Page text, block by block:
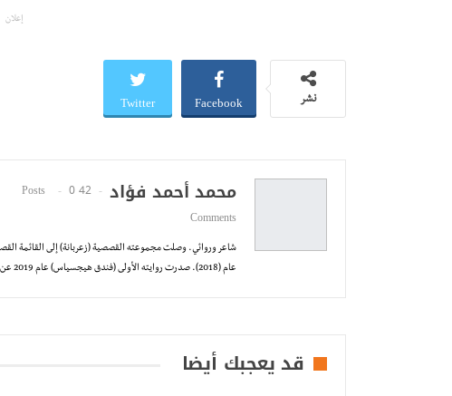
إعلان
نشر Facebook
Twitter
محمد أحمد فؤاد 42 Posts
0
Comments
عام (2018). صدرت روايته الأولى (فندق هيجسياس) عام 2019 عن (مدبولي للنشر والتوزيع). تُرجمت بعض أعماله إلى الإنجليزية والإيطالية والإسبانية.
قد يعجبك أيضا